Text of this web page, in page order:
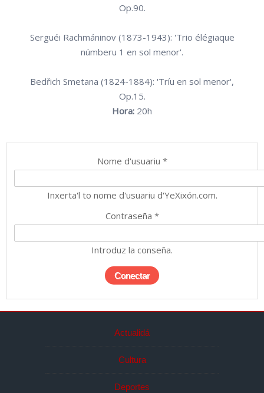
Op.90.
Serguéi Rachmáninov (1873-1943): 'Trio élégiaque
númberu 1 en sol menor'.
Bedřich Smetana (1824-1884): 'Tríu en sol menor',
Op.15.
Hora: 20h
Nome d'usuariu *
Inxerta'l to nome d'usuariu d'YeXixón.com.
Contraseña *
Introduz la conseña.
Actualidá
Cultura
Deportes